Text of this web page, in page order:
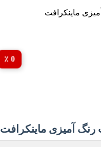
0 ٪
آمیزی ماینکرافت 3